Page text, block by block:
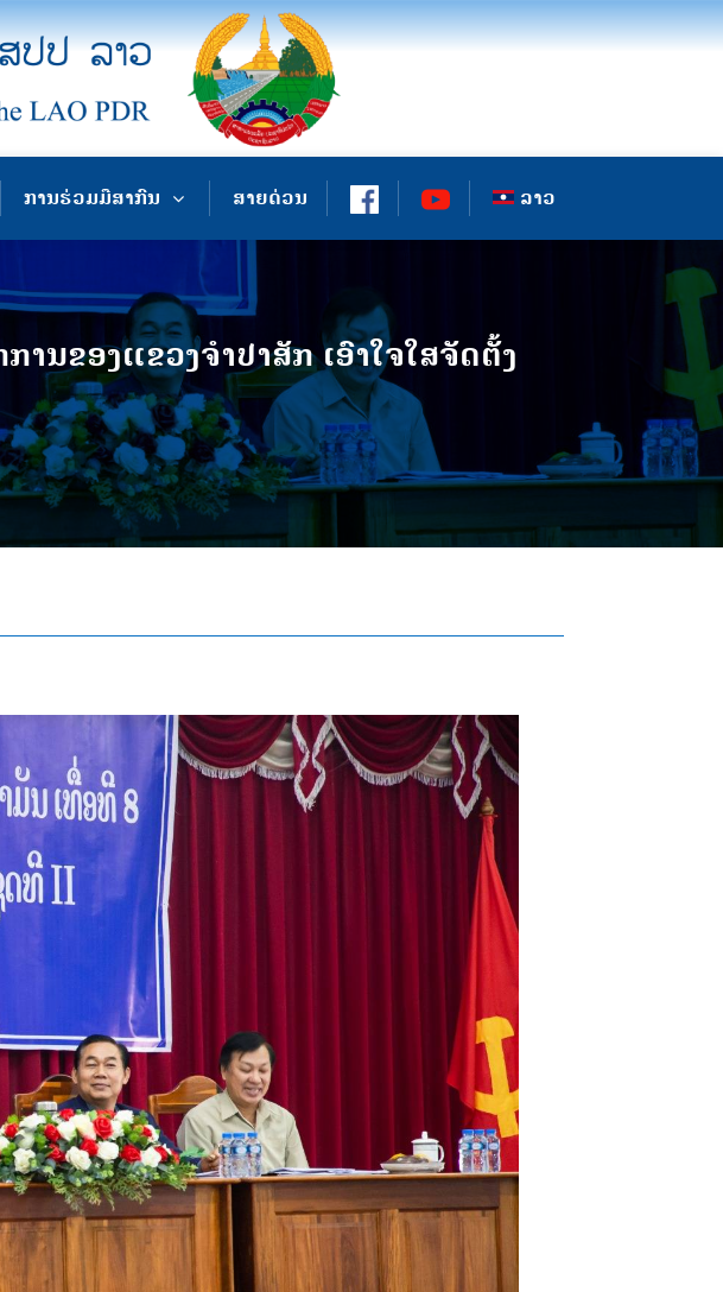
ການຮ່ວມມືສາກົນ ສາຍດ່ວນ ລາວ
ຂອງແຂວງຈໍາປາສັກ ເອົາໃຈໃສຈັດຕັ້ງ